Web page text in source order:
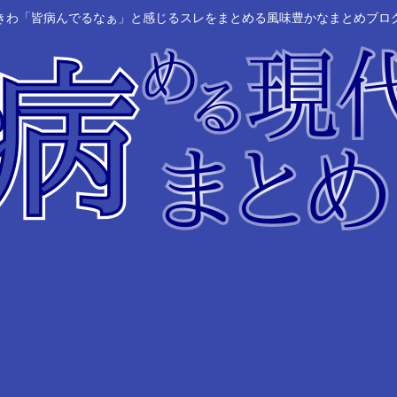
わ「皆病んでるなぁ」と感じるスレをまとめる風味豊かなまとめブロ